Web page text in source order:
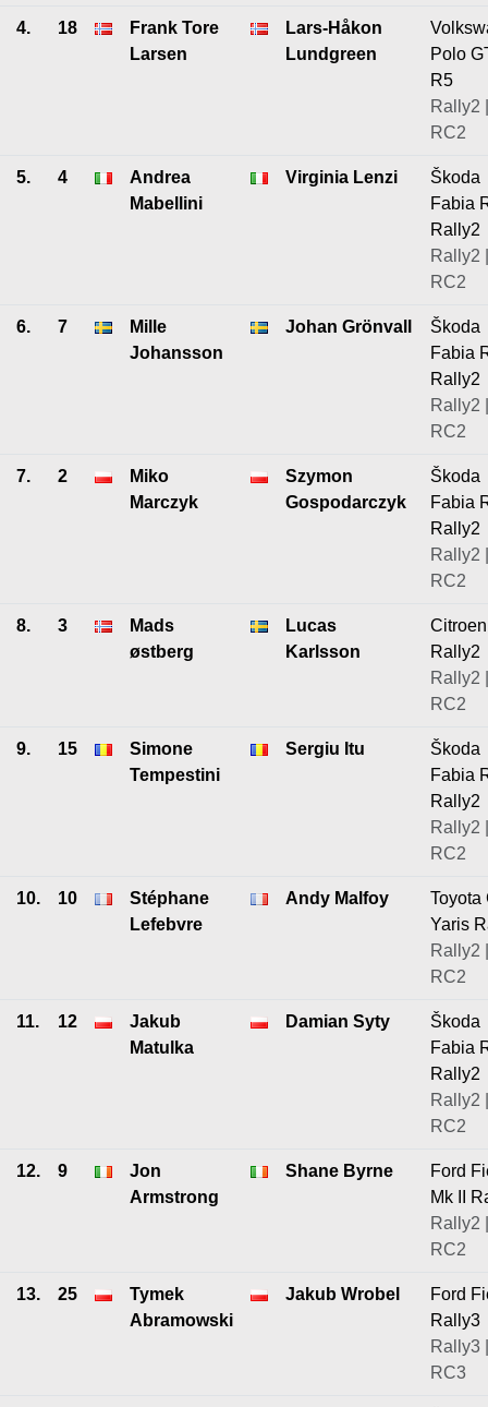
4. 18
Frank Tore
Larsen
Lars-Håkon
Lundgreen
Polo
R5
Rally2 |
RC2
5. 4
Andrea
Mabellini
Virginia Lenzi
Škoda
Fabia
Rally2
Rally2 |
RC2
6. 7
Mille
Johansson
Johan Grönvall
Škoda
Fabia
Rally2
Rally2 |
RC2
7. 2
Miko
Marczyk
Szymon
Gospodarczyk
Škoda
Fabia
Rally2
Rally2 |
RC2
8. 3
Mads
østberg
Lucas
Karlsson
Rally2
Rally2 |
RC2
9. 15
Simone
Tempestini
Sergiu Itu
Škoda
Fabia
Rally2
Rally2 |
RC2
10. 10
Stéphane
Lefebvre
Andy Malfoy
Toyota
Yaris
Rally2 |
RC2
11. 12
Jakub
Matulka
Damian Syty
Škoda
Fabia
Rally2
Rally2 |
RC2
12. 9
Jon
Armstrong
Shane Byrne
Ford
Mk II
Rally2 |
RC2
13. 25
Tymek
Abramowski
Jakub Wrobel
Ford
Rally3
Rally3 |
RC3